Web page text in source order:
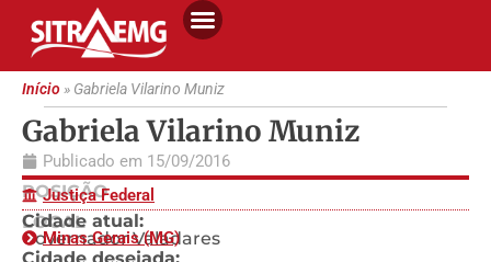
Início» Gabriela Vilarino Muniz
Gabriela Vilarino Muniz
Publicado em 15/09/2016
POSIÇÃO
Justiça Federal
LOCAL
Cidade atual:
Governador Valadares
Minas Gerais (MG)